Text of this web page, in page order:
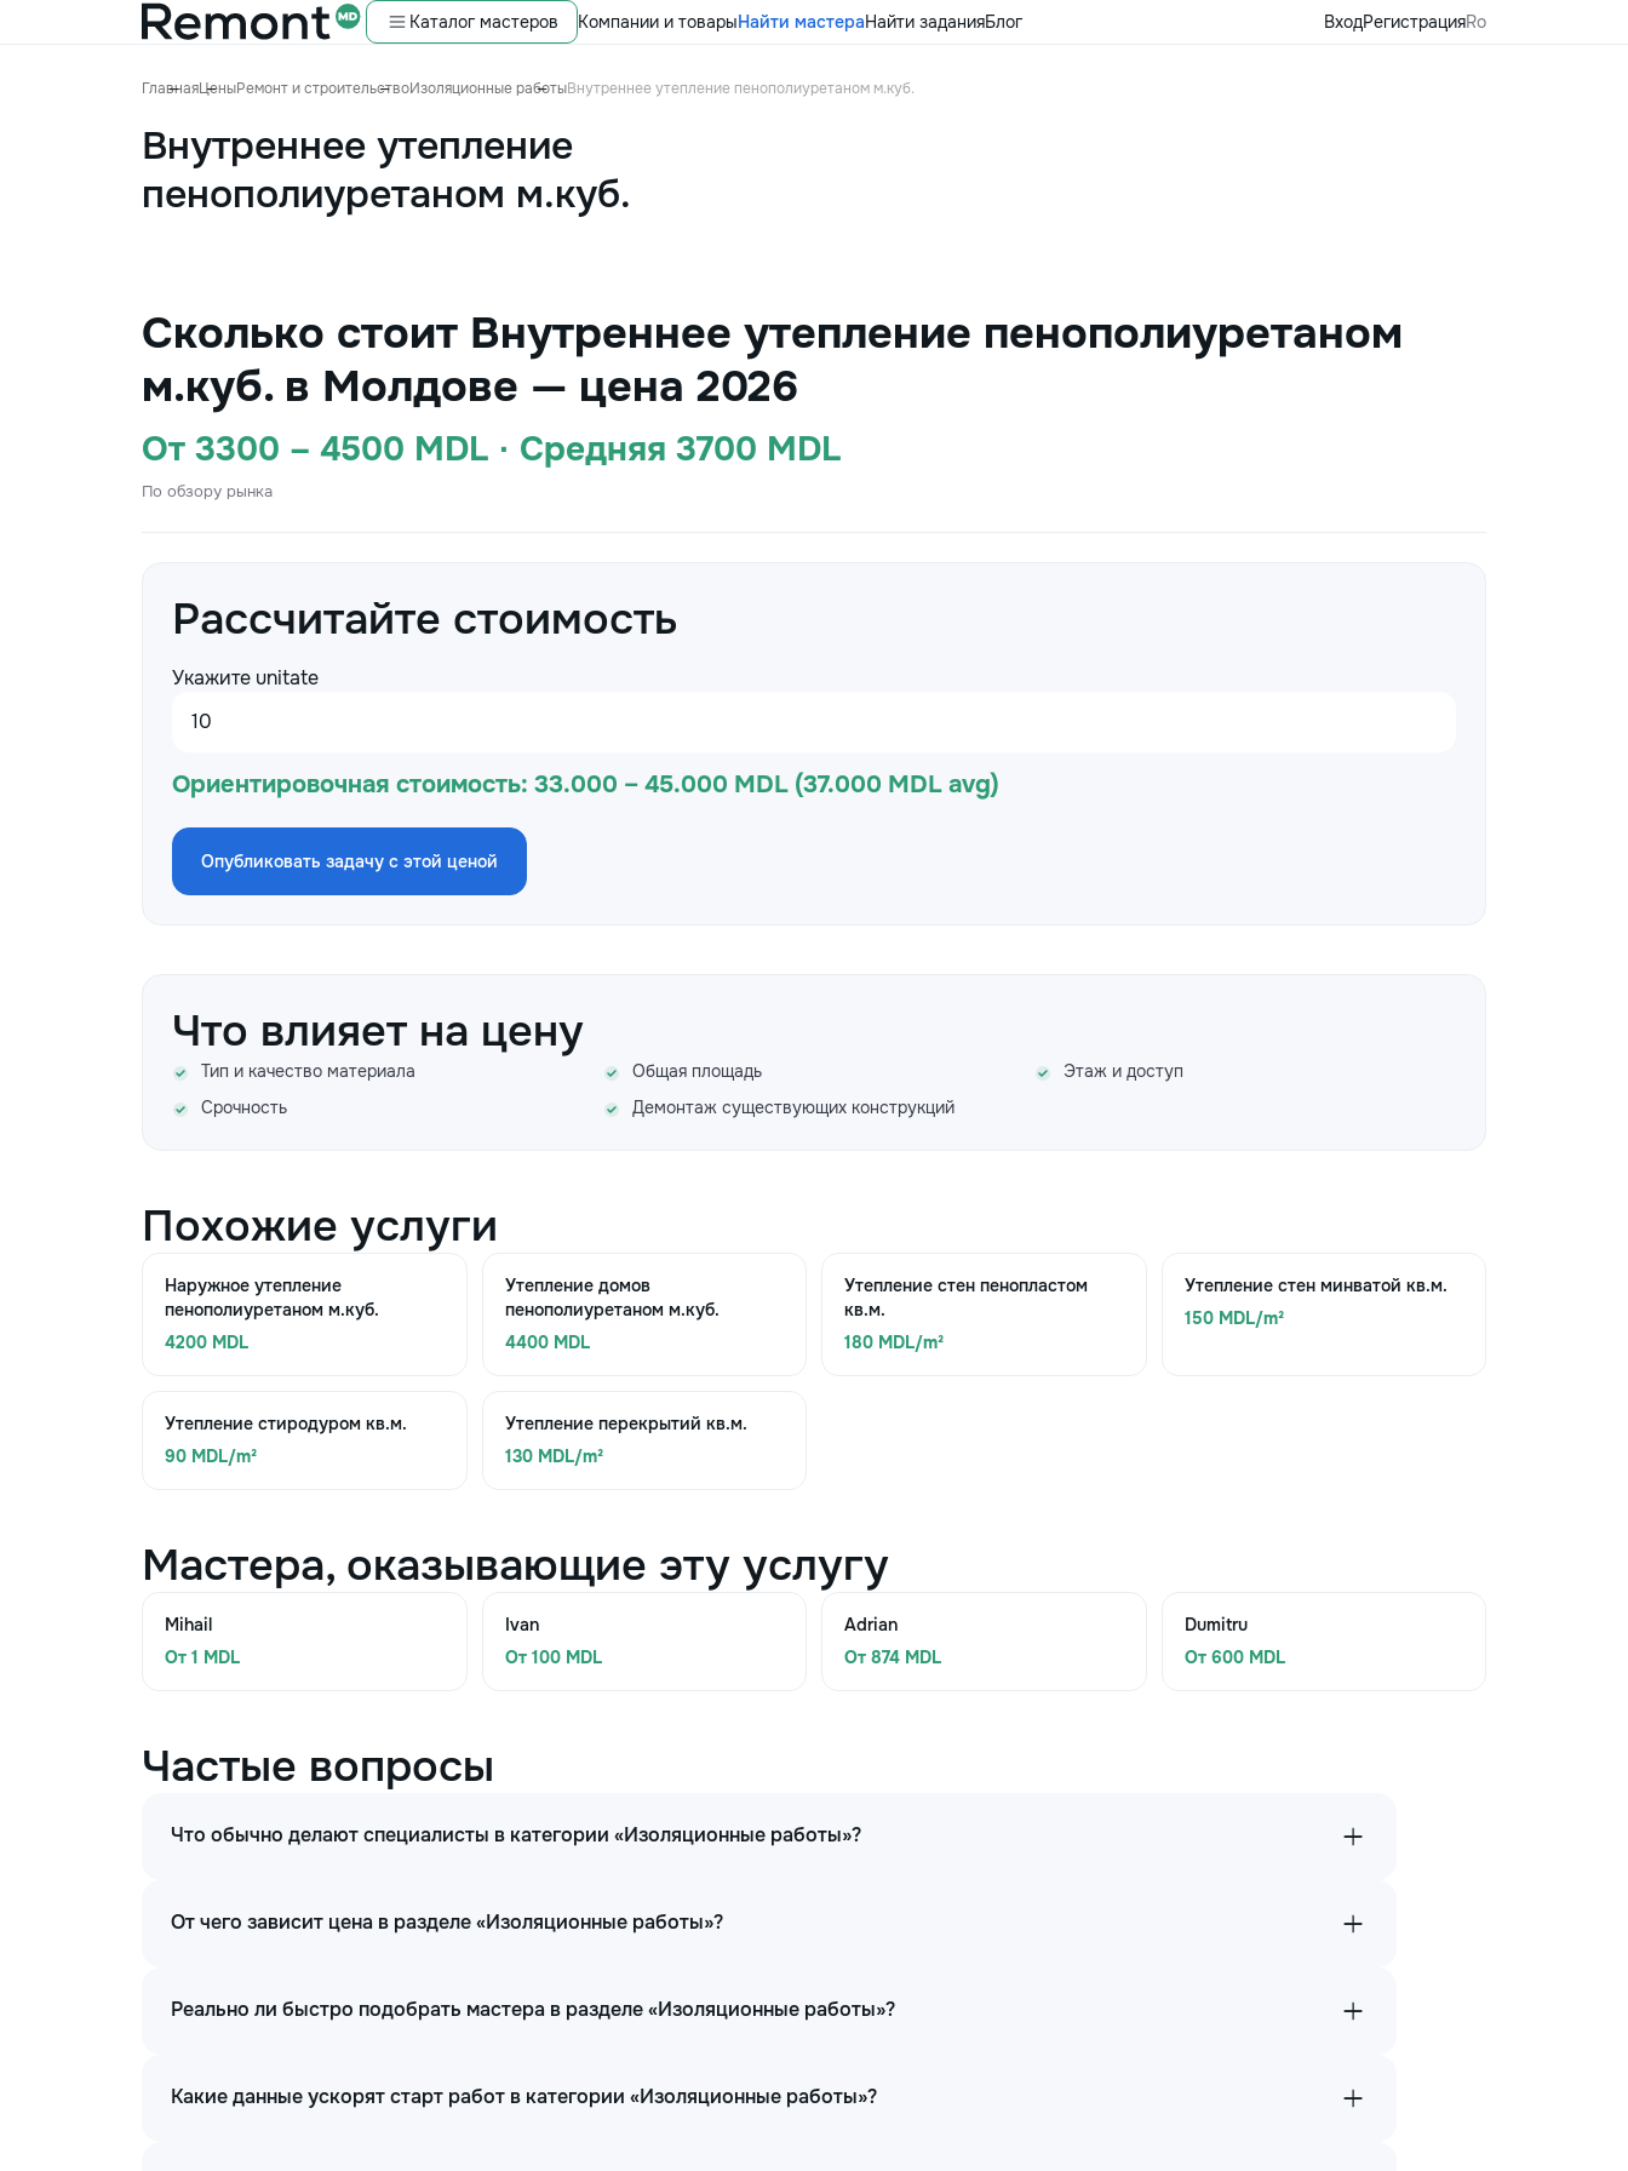
Каталог мастеров Компании и товарыНайти мастераНайти заданияБлог ВходРегистрацияRo
ГлавнаяЦеныРемонт и строительствоИзоляционные работыВнутреннее утепление пенополиуретаном м.куб.
Внутреннее утепление
пенополиуретаном м.куб.
Сколько стоит Внутреннее утепление пенополиуретаном
м.куб. в Молдове — цена 2026
От 3300 – 4500 MDL · Средняя 3700 MDL
По обзору рынка
Рассчитайте стоимость
Укажите unitate
Ориентировочная стоимость: 33.000 – 45.000 MDL (37.000 MDL avg)
Опубликовать задачу с этой ценой
Что влияет на цену
Тип и качество материала Общая площадь
Этаж и доступ
Срочность
Демонтаж существующих конструкций
Похожие услуги
Наружное утепление
пенополиуретаном м.куб.
4200 MDL
Утепление домов
пенополиуретаном м.куб.
4400 MDL
Утепление стен пенопластом
кв.м.
180 MDL/m²
Утепление стен минватой кв.м.
150 MDL/m²
Утепление стиродуром кв.м.
90 MDL/m²
Утепление перекрытий кв.м.
130 MDL/m²
Мастера, оказывающие эту услугу
Mihail
От 1 MDL
Ivan
От 100 MDL
Adrian
От 874 MDL
Dumitru
От 600 MDL
Частые вопросы
Что обычно делают специалисты в категории «Изоляционные работы»?
От чего зависит цена в разделе «Изоляционные работы»?
Реально ли быстро подобрать мастера в разделе «Изоляционные работы»?
Какие данные ускорят старт работ в категории «Изоляционные работы»?